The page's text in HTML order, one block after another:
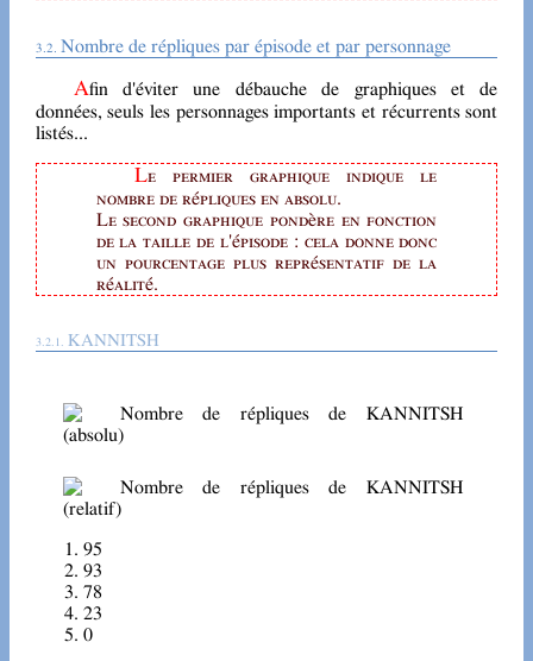
Nombre de répliques par épisode et par personnage
Afin d'éviter une débauche de graphiques et de
données, seuls les personnages importants et récurrents sont
listés...
Le permier graphique indique le
nombre de répliques en absolu.
Le second graphique pondère en fonction
de la taille de l'épisode : cela donne donc
un pourcentage plus représentatif de la
réalité.
KANNITSH
95
93
78
23
0